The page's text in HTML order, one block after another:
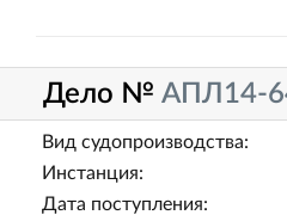
Дело № АПЛ14-
Вид судопроизводства:
Инстанция:
Дата поступления: